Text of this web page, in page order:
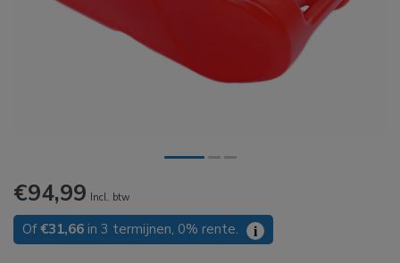
€94,99 Incl. btw
Of€31,66 in 3 termijnen, 0% rente. i